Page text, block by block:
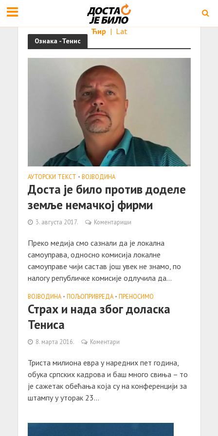
Ћир | Lat
Ознака -Тенис
АУТОРСКИ ТЕКСТ • ВОЈВОДИНА
Доста је било против доделе
земље немачкој фирми
3. августа 2017. Коментариши
Преко медија смо сазнали да је локална
самоуправа, односно комисија локалне
самоуправе чији састав још увек не знамо, по
налогу републичке комисије одлучила да...
ВОЈВОДИНА • ПОЉОПРИВРЕДА • ПРЕНОСИМО
Страх и нада због доласка
Тениса
8. марта 2016. Коментари
Триста милиона евра у наредних пет година,
обука српских кадрова и баш много свиња – то
је сажетак обећања која су на конференцији за
штампу у уторак 23...